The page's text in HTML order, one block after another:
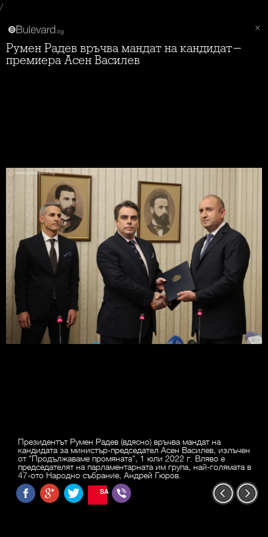
/
Румен Радев връчва мандат на кандидат-
премиера Асен Василев
Президентът Румен Радев (вдясно) връчва мандат на
кандидата за министър-председател Асен Василев, излъчен
от "Продължаваме промяната", 1 юли 2022 г. Вляво е
председателят на парламентарната им група, най-голямата в
47-ото Народно събрание, Андрей Гюров.
SAVE